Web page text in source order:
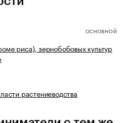
ОСНОВНОЙ
риса), зернобобовых культур
растениеводства